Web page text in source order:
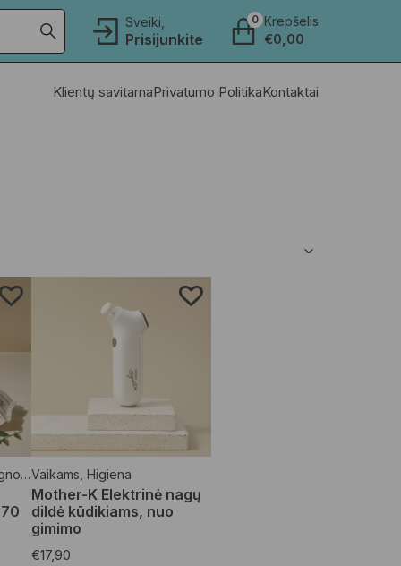
Sveiki,
Prisijunkite
Krepšelis
€0,00
0
Klientų savitarnaPrivatumo PolitikaKontaktai
Vaikams Higiena
Mother-K Elektrinė nagų
dildė kūdikiams, nuo
gimimo
€17,90